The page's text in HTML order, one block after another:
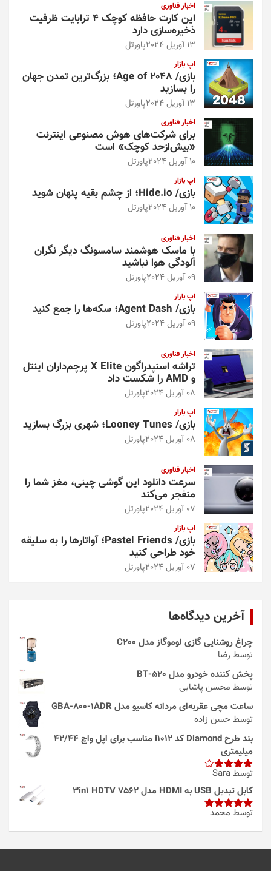
اخبار فناوری
این کارت حافظه کوچک ۴ ترابایت ظرفیت
ذخیره‌سازی دارد
13 آوریل 2024 پاورتل
اپ بازار
بازی/ Age of 2048؛ بزرگ‌ترین تمدن جهان
را بسازید
13 آوریل 2024 پاورتل
اخبار فناوری
برای شرکت‌های هوش مصنوعی اینترنت
«بیش‌از‌حد کوچک» است
10 آوریل 2024 پاورتل
اپ بازار
بازی/ Hide.io؛ از چشم بقیه پنهان شوید
10 آوریل 2024 پاورتل
اخبار فناوری
با ماسک هوشمند سامسونگ دیگر نگران
آلودگی هوا نباشید
09 آوریل 2024 پاورتل
اپ بازار
بازی/ Agent Dash؛ سکه‌ها را جمع کنید
09 آوریل 2024 پاورتل
اخبار فناوری
تراشه اسنپدراگون X Elite پرچم‌داران اینتل
و AMD را شکست داد
08 آوریل 2024 پاورتل
اپ بازار
بازی/ Looney Tunes؛ شهری بزرگ بسازید
08 آوریل 2024 پاورتل
اخبار فناوری
سرعت دانلود این گوشی چینی، مغز شما را
منفجر می‌کند
07 آوریل 2024 پاورتل
اپ بازار
بازی/ Pastel Friends؛ آواتارها را به سلیقه
خود طراحی کنید
07 آوریل 2024 پاورتل
آخرین دیدگاه‌ها
چراغ روشنایی گازی لوموگاز مدل C200
توسط رضا
پخش کننده خودرو مدل 520-BT
توسط محسن پاشایی
ساعت مچی عقربه‌ای مردانه کاسیو مدل GBA-800-1ADR
توسط حسن زاده
بند طرح Diamond کد i1012 مناسب برای اپل واچ 42/44
میلیمتری
امتیاز4
از 5
توسط Sara
کابل تبدیل USB به HDMI مدل 3in1 HDTV 7562
امتیاز5از
توسط محمد